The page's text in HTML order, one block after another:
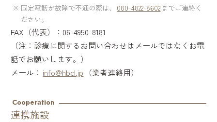
固定電話が故障で不通の際は、
080-4822-8602 までご連絡く
ださい。
FAX（代表）：06-4950-8181
（注：診療に関するお問い合わせはメールではなくお電
話でお願いします。）
メール： info@hbcl.jp （業者連絡用）
Cooperation
連携施設